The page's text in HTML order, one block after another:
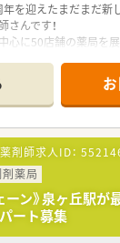
を迎えたまだまだ新
んです！
心に50店舗の薬局を展
んなどのかわいいイン
薬剤師求人ID：
薬局
ーン》泉ヶ丘駅が
ート募集